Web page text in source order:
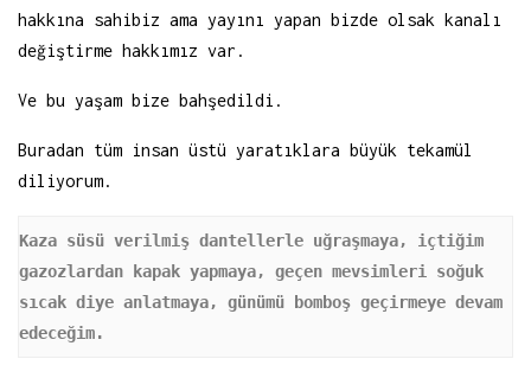
hakkına sahibiz ama yayını yapan bizde olsak kanalı
değiştirme hakkımız var.
Ve bu yaşam bize bahşedildi.
Buradan tüm insan üstü yaratıklara büyük tekamül
diliyorum.
Kaza süsü verilmiş dantellerle uğraşmaya, içtiğim
gazozlardan kapak yapmaya, geçen mevsimleri soğuk
sıcak diye anlatmaya, günümü bomboş geçirmeye devam
edeceğim.